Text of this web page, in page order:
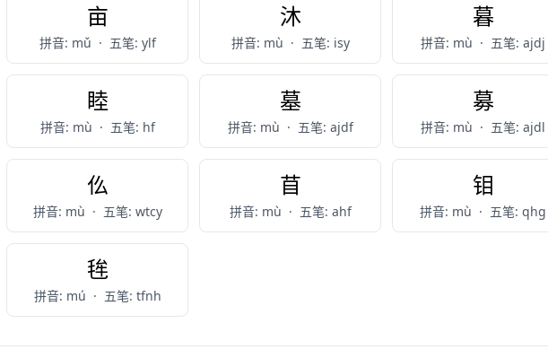
亩
拼音: mǔ · 五笔: ylf
沐
拼音: mù · 五笔: isy
暮
拼音: mù · 五笔: ajdj
睦
拼音: mù · 五笔: hf
墓
拼音: mù · 五笔: ajdf
募
拼音: mù · 五笔: ajdl
仫
拼音: mù · 五笔: wtcy
苜
拼音: mù · 五笔: ahf
钼
拼音: mù · 五笔: qhg
毪
拼音: mú · 五笔: tfnh